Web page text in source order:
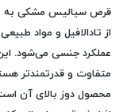
قرص سیالیس مشکی به
از تادالافیل و مواد
عملکرد جنسی می‌شود.
متفاوت و قدرتمندتر